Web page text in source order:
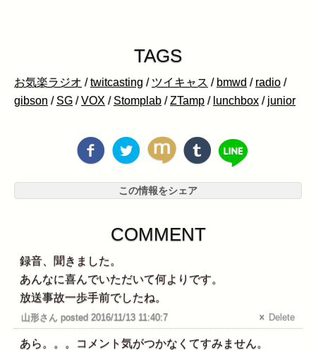
TAGS
お気楽ラジオ /twitcasting / ツイキャス / bmwd / radio /
gibson /SG /VOX /Stomplab /ZTamp / lunchbox / junior
この情報をシェア
COMMENT
録音、聞きました。
あんなに喜んでいただいて何よりです。
放送事故一歩手前でしたね。
山形さん posted 2016/11/13 11:40:7 Delete
あら。。。コメント気がつかなくてすみません。